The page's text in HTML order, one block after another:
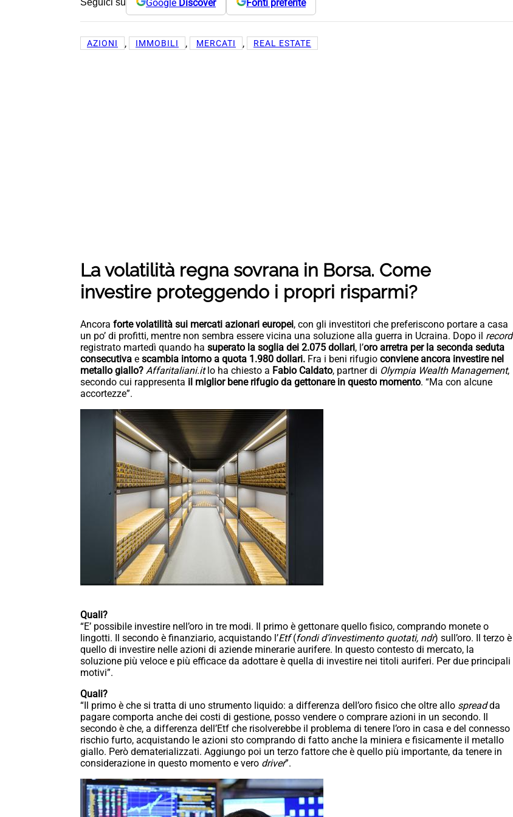
Seguici su Google Discover Fonti preferite
AZIONI , IMMOBILI , MERCATI , REAL ESTATE
La volatilità regna sovrana in Borsa. Come
investire proteggendo i propri risparmi?
Ancora forte volatilità sui mercati azionari europei, con gli investitori che preferiscono portare a casa
un po’ di profitti, mentre non sembra essere vicina una soluzione alla guerra in Ucraina. Dopo il record
registrato martedì quando ha superato la soglia dei 2.075 dollari, l’oro arretra per la seconda seduta
consecutiva e scambia intorno a quota 1.980 dollari. Fra i beni rifugio conviene ancora investire nel
metallo giallo? Affaritaliani.itlo ha chiesto a Fabio Caldato, partner di Olympia Wealth Management,
secondo cui rappresenta il miglior bene rifugio da gettonare in questo momento. “Ma con alcune
accortezze”.
Quali?
“E’ possibile investire nell’oro in tre modi. Il primo è gettonare quello fisico, comprando monete o
lingotti. Il secondo è finanziario, acquistando l’Etf(fondi d’investimento quotati, ndr) sull’oro. Il terzo è
quello di investire nelle azioni di aziende minerarie aurifere. In questo contesto di mercato, la
soluzione più veloce e più efficace da adottare è quella di investire nei titoli auriferi. Per due principali
motivi”.
Quali?
“Il primo è che si tratta di uno strumento liquido: a differenza dell’oro fisico che oltre allo spreadda
pagare comporta anche dei costi di gestione, posso vendere o comprare azioni in un secondo. Il
secondo è che, a differenza dell’Etf che risolverebbe il problema di tenere l’oro in casa e del connesso
rischio furto, acquistando le azioni sto comprando di fatto anche la miniera e fisicamente il metallo
giallo. Però dematerializzati. Aggiungo poi un terzo fattore che è quello più importante, da tenere in
considerazione in questo momento e vero driver”.